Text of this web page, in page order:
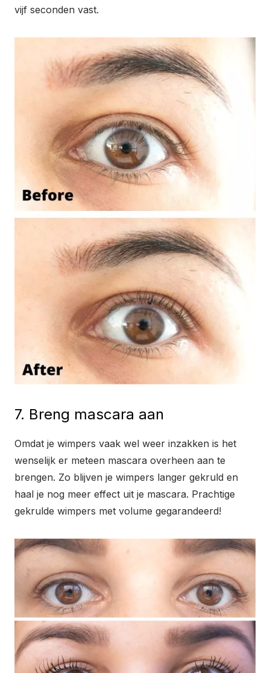
vijf seconden vast.
7. Breng mascara aan
Omdat je wimpers vaak wel weer inzakken is het
wenselijk er meteen mascara overheen aan te
brengen. Zo blijven je wimpers langer gekruld en
haal je nog meer effect uit je mascara. Prachtige
gekrulde wimpers met volume gegarandeerd!